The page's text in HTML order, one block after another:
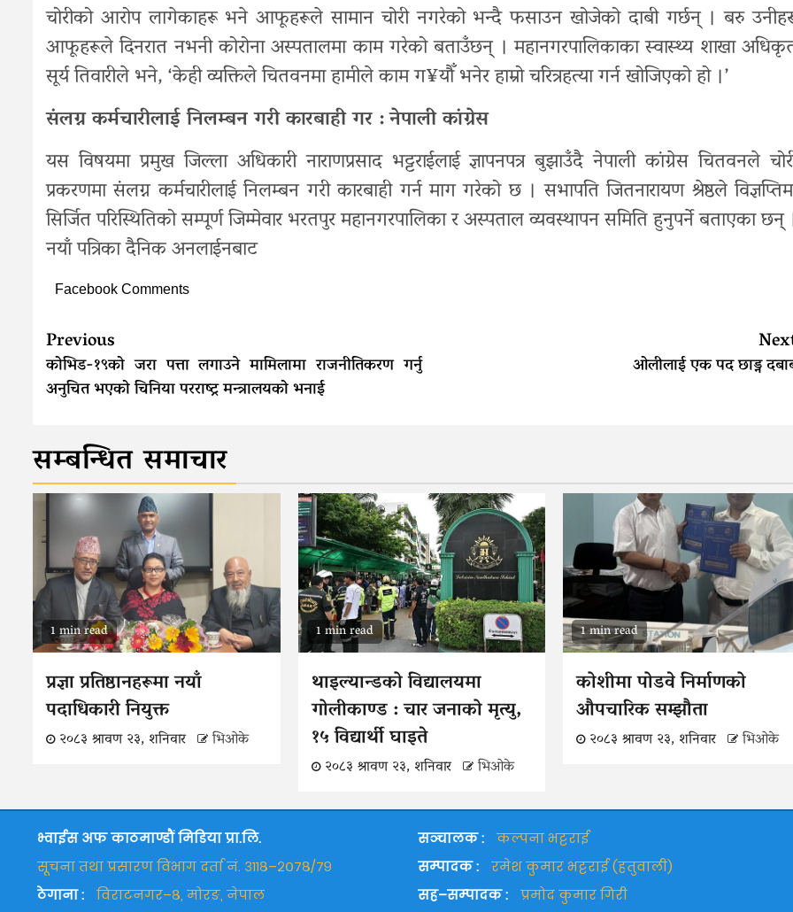
चोरीको आरोप लागेकाहरू भने आफूहरूले सामान चोरी नगरेको भन्दै फसाउन खोजेको दाबी गर्छन् । बरु
आफूहरूले दिनरात नभनी कोरोना अस्पतालमा काम गरेको बताउँछन् । महानगरपालिकाका स्वास्थ्य शाखा
सूर्य तिवारीले भने, ‘केही व्यक्तिले चितवनमा हामीले काम ग¥यौँ भनेर हाम्रो चरित्रहत्या गर्न खोजिएको हो ।’
संलग्न कर्मचारीलाई निलम्बन गरी कारबाही गर : नेपाली कांग्रेस
यस विषयमा प्रमुख जिल्ला अधिकारी नाराणप्रसाद भट्टराईलाई ज्ञापनपत्र बुझाउँदै नेपाली कांग्रेस चितवनले
प्रकरणमा संलग्न कर्मचारीलाई निलम्बन गरी कारबाही गर्न माग गरेको छ । सभापति जितनारायण श्रेष्ठले
सिर्जित परिस्थितिको सम्पूर्ण जिम्मेवार भरतपुर महानगरपालिका र अस्पताल व्यवस्थापन समिति हुनुपर्ने बताएका छन्
नयाँ पत्रिका दैनिक अनलाईनबाट
Facebook Comments
Continue
Reading
Previous
कोभिड-१९को जरा पत्ता लगाउने मामिलामा राजनीतिकरण गर्नु
अनुचित भएको चिनिया परराष्ट्र मन्त्रालयको भनाई
ओलीलाई एक पद छाड्न
सम्बन्धित समाचार
1 min read
प्रज्ञा प्रतिष्ठानहरूमा नयाँ
पदाधिकारी नियुक्त
२०८३ श्रावण २३, शनिवार भिओके
1 min read
थाइल्यान्डको विद्यालयमा
गोलीकाण्ड : चार जनाको मृत्यु,
१५ विद्यार्थी घाइते
२०८३ श्रावण २३, शनिवार भिओके
1 min read
कोशीमा पोडवे निर्माणको
औपचारिक सम्झौता
२०८३ श्रावण २३, शनिवार भिओके
भ्वाईस अफ काठमाण्डौं मिडिया प्रा.लि.
सूचना तथा प्रसारण विभाग दर्ता नं. ३११८–२०७८/७९
ठेगाना :
विराटनगर–८, मोरङ, नेपाल
सञ्चालक :
कल्पना भट्टराई
सम्पादक :
रमेश कुमार भट्टराई (हतुवाली)
सह–सम्पादक :
प्रमोद कुमार गिरी